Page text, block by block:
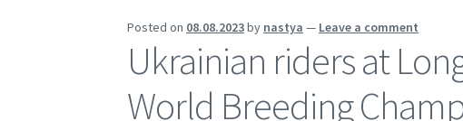
Posted on 08.08.2023by nastya — Leave a comment
Ukrainian riders at
World Breeding